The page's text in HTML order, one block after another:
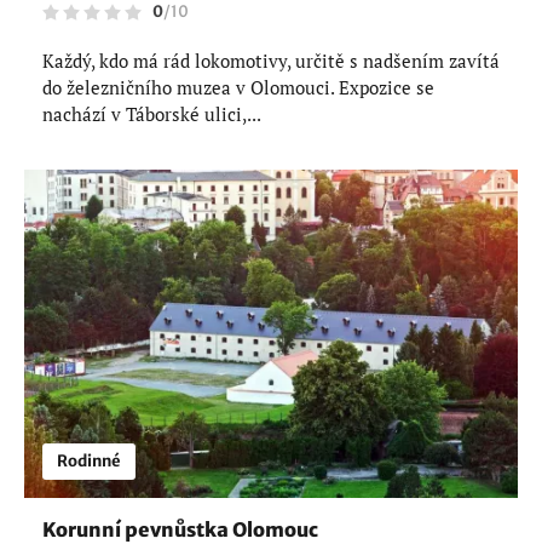
0/10
Každý, kdo má rád lokomotivy, určitě s nadšením zavítá
do železničního muzea v Olomouci. Expozice se
nachází v Táborské ulici,...
Rodinné
Korunní pevnůstka Olomouc